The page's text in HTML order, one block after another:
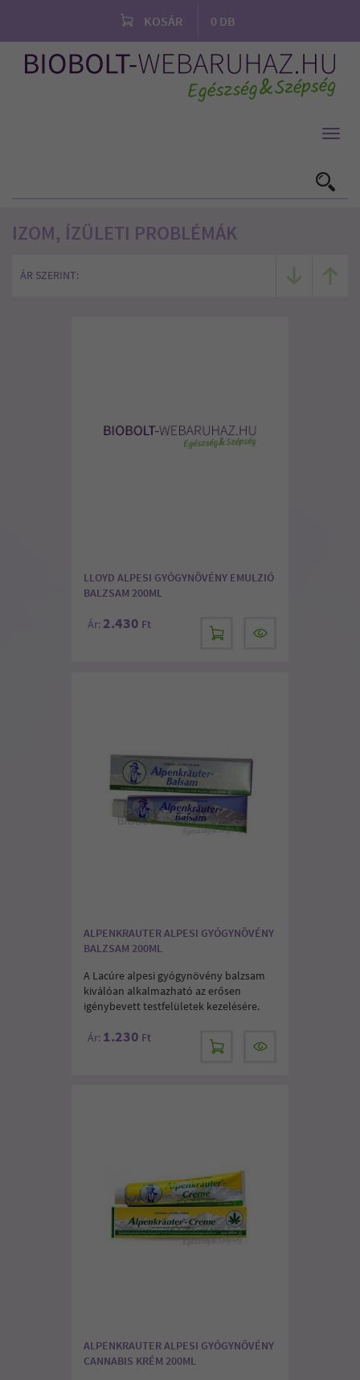
KOSÁR 0 DB
IZOM, ÍZÜLETI PROBLÉMÁK
ÁR SZERINT:
LLOYD ALPESI GYÓGYNÖVÉNY EMULZIÓ
BALZSAM 200ML
Ár: 2.430 Ft
ALPENKRAUTER ALPESI GYÓGYNÖVÉNY
BALZSAM 200ML
A Lacúre alpesi gyógynövény balzsam
kiválóan alkalmazható az erősen
igénybevett testfelületek kezelésére.
Ár: 1.230 Ft
ALPENKRAUTER ALPESI GYÓGYNÖVÉNY
CANNABIS KRÉM 200ML